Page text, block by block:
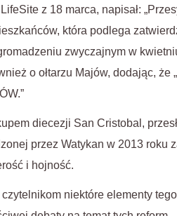
z 18 marca, napisał:
która podlega
zwyczajnym w
o ołtarzu Majów, dodając, że
diecezji San Cristobal,
przez Watykan w 2013 roku
i hojność.
niektóre elementy